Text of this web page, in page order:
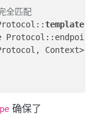
全匹配
template
Context>;
确保了